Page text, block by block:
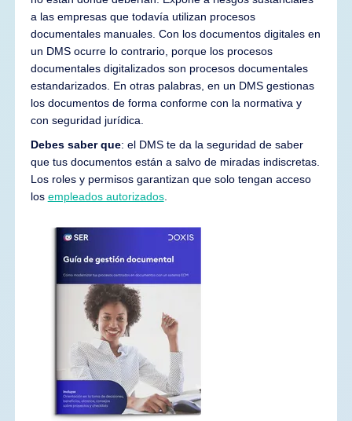
a las empresas que todavía utilizan procesos
documentales manuales. Con los documentos digitales en
un DMS ocurre lo contrario, porque los procesos
documentales digitalizados son procesos documentales
estandarizados. En otras palabras, en un DMS gestionas
los documentos de forma conforme con la normativa y
con seguridad jurídica.
Debes saber que: el DMS te da la seguridad de saber
que tus documentos están a salvo de miradas indiscretas.
Los roles y permisos garantizan que solo tengan acceso
los empleados autorizados.